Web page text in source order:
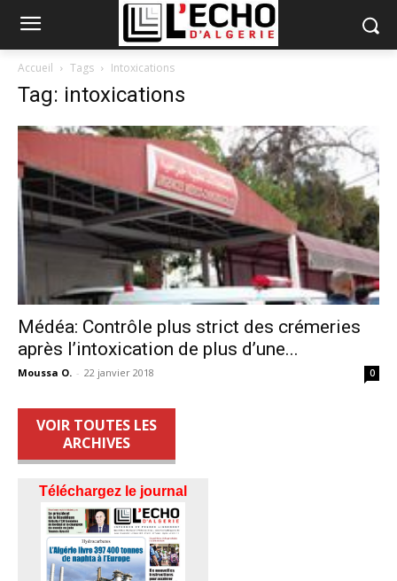
Accueil Tags Intoxications
Tag: intoxications
Médéa: Contrôle plus strict des crémeries
après l’intoxication de plus d’une...
Moussa O. - 22 janvier 2018 0
VOIR TOUTES LES
ARCHIVES